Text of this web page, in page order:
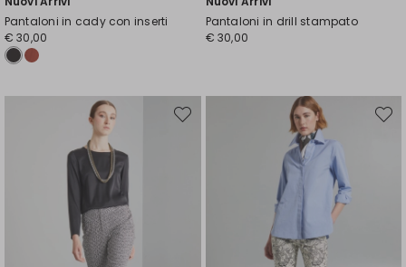
Pantaloni in cady con inserti
€ 30,00
Pantaloni in drill stampato
€ 30,00
Sposta